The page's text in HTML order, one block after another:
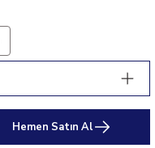
Hemen Satın Al